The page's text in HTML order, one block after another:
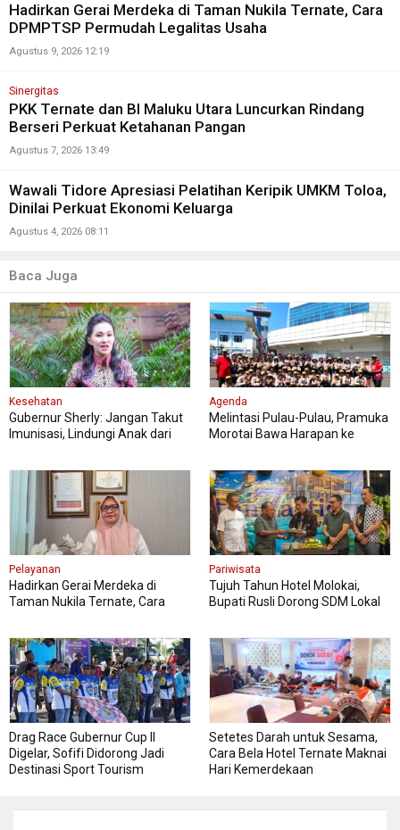
Hadirkan Gerai Merdeka di Taman Nukila Ternate, Cara
DPMPTSP Permudah Legalitas Usaha
Agustus 9, 2026 12:19
Sinergitas
PKK Ternate dan BI Maluku Utara Luncurkan Rindang
Berseri Perkuat Ketahanan Pangan
Agustus 7, 2026 13:49
Wawali Tidore Apresiasi Pelatihan Keripik UMKM Toloa,
Dinilai Perkuat Ekonomi Keluarga
Agustus 4, 2026 08:11
Baca Juga
Kesehatan
Gubernur Sherly: Jangan Takut
Imunisasi, Lindungi Anak dari
Agenda
Melintasi Pulau-Pulau, Pramuka
Morotai Bawa Harapan ke
Pelayanan
Hadirkan Gerai Merdeka di
Taman Nukila Ternate, Cara
Pariwisata
Tujuh Tahun Hotel Molokai,
Bupati Rusli Dorong SDM Lokal
Drag Race Gubernur Cup II
Digelar, Sofifi Didorong Jadi
Destinasi Sport Tourism
Setetes Darah untuk Sesama,
Cara Bela Hotel Ternate Maknai
Hari Kemerdekaan